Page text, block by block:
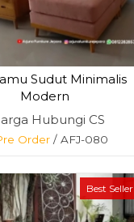
Sudut Minimalis
Modern
Hubungi CS
Order / AFJ-080
Best Seller